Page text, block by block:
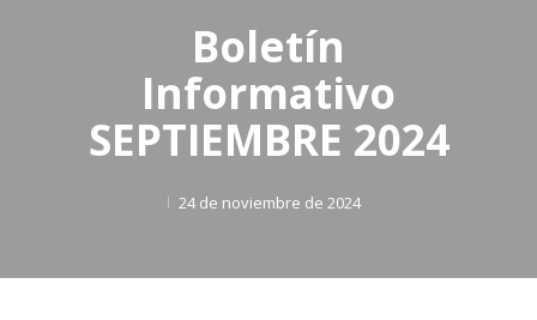
Boletín
Informativo
SEPTIEMBRE 2024
24 de noviembre de 2024